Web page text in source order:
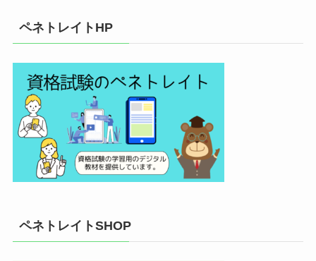
ペネトレイトHP
ペネトレイトSHOP